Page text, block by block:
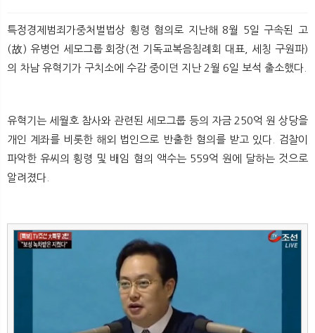
뉴 색
특정경제범죄가중처벌법상 횡령 혐의로 지난해 8월 5일 구속된 고
(故) 유병언 세모그룹 회장(전 기독교복음침례회 대표, 세칭 구원파)
의 차남 유혁기가 구치소에 수감 중이던 지난 2월 6일 보석 출소했다.
유혁기는 세월호 참사와 관련된 세모그룹 등의 자금 250억 원 상당을
개인 계좌를 비롯한 해외 법인으로 반출한 혐의를 받고 있다. 검찰이
파악한 유씨의 횡령 및 배임 혐의 액수는 559억 원에 달하는 것으로
알려졌다.